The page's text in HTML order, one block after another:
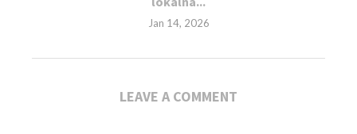
Jan 14, 2026
LEAVE A COMMENT